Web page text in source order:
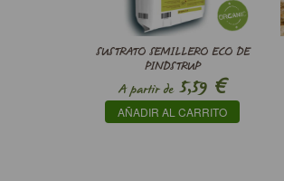
SUSTRATO SEMILLERO ECO DE
PINDSTRUP
A partir de5,59 €
AÑADIR AL CARRITO